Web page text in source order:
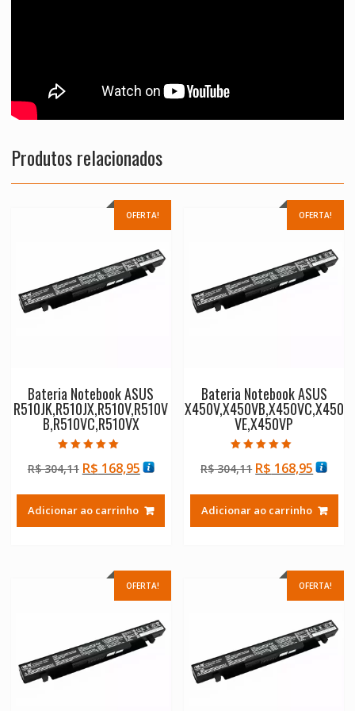
Produtos relacionados
OFERTA!
Bateria Notebook ASUS
R510JK,R510JX,R510V,R510V
B,R510VC,R510VX
5.00
de 5
R$304,11 O
original
era:
R$ 168,95O
atual
é:
Adicionar ao carrinho
OFERTA!
Bateria Notebook ASUS
X450V,X450VB,X450VC,X450
VE,X450VP
5.00
de 5
R$304,11 O
original
era:
R$ 168,95O
atual
é:
Adicionar ao carrinho
OFERTA! OFERTA!